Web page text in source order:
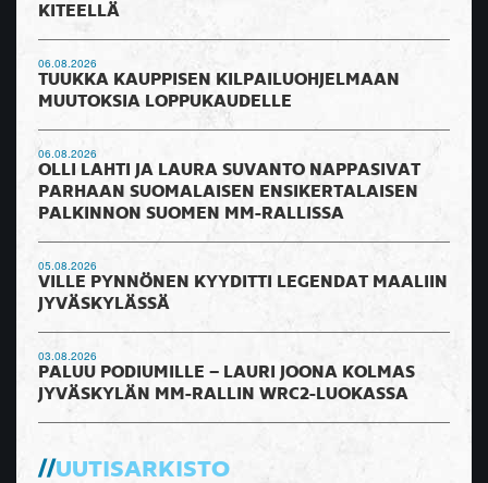
KITEELLÄ
06.08.2026
TUUKKA KAUPPISEN KILPAILUOHJELMAAN
MUUTOKSIA LOPPUKAUDELLE
06.08.2026
OLLI LAHTI JA LAURA SUVANTO NAPPASIVAT
PARHAAN SUOMALAISEN ENSIKERTALAISEN
PALKINNON SUOMEN MM-RALLISSA
05.08.2026
VILLE PYNNÖNEN KYYDITTI LEGENDAT MAALIIN
JYVÄSKYLÄSSÄ
03.08.2026
PALUU PODIUMILLE – LAURI JOONA KOLMAS
JYVÄSKYLÄN MM-RALLIN WRC2-LUOKASSA
UUTISARKISTO